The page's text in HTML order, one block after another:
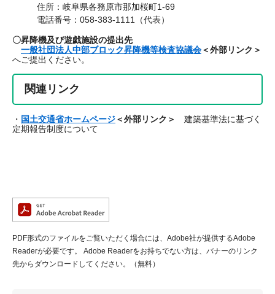
住所：岐阜県各務原市那加桜町1-69
電話番号：058-383-1111（代表）
〇昇降機及び遊戯施設の提出先
一般社団法人中部ブロック昇降機等検査協議会＜外部リンク＞
へご提出ください。
関連リンク
・ 国土交通省ホームページ＜外部リンク＞
建築基準法に基づく
定期報告制度について
PDF形式のファイルをご覧いただく場合には、Adobe社が提供するAdobe
Readerが必要です。
Adobe Readerをお持ちでない方は、バナーのリンク
先からダウンロードしてください。（無料）